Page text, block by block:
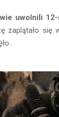
uwolnili
zaplątało